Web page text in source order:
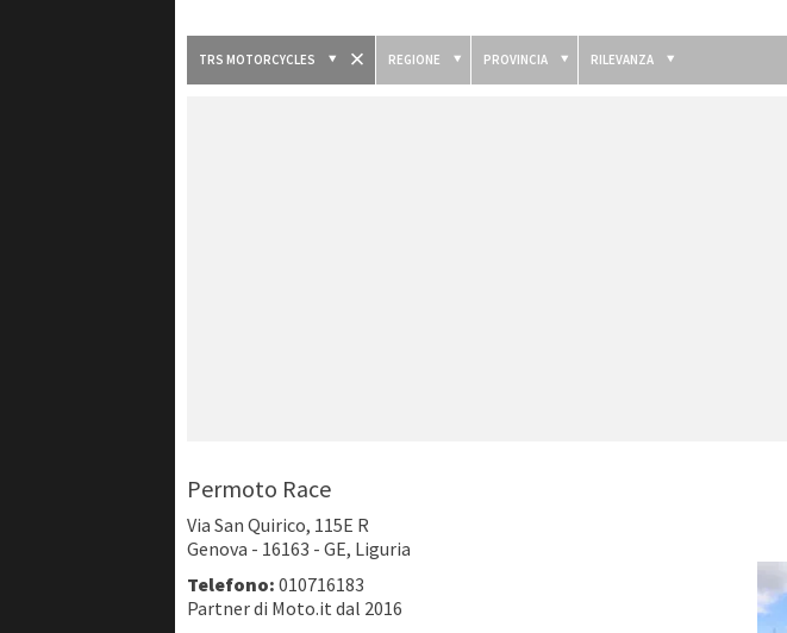
TRS MOTORCYCLES REGIONE PROVINCIA RILEVANZA
Permoto Race
Via San Quirico, 115E R
Genova - 16163 - GE, Liguria
Telefono: 010716183
Partner di Moto.it dal 2016